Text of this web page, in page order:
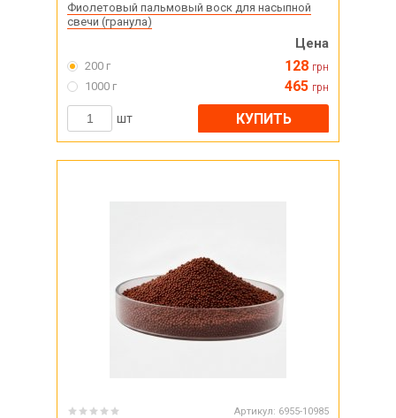
Фиолетовый пальмовый воск для насыпной
свечи (гранула)
Цена
200 г 128 грн
1000 г 465 грн
шт КУПИТЬ
Артикул: 6955-10985